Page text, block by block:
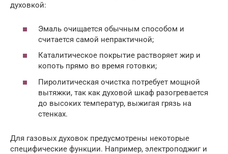
духовкой:
Эмаль очищается обычным способом и
считается самой непрактичной;
Каталитическое покрытие растворяет жир и
копоть прямо во время готовки;
Пиролитическая очистка потребует мощной
вытяжки, так как духовой шкаф разогревается
до высоких температур, выжигая грязь на
стенках.
Для газовых духовок предусмотрены некоторые
специфические функции. Например, электроподжиг и